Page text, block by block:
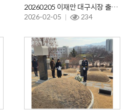
20260205 이재만 대구시장 출마예정자 참배
2026-02-05 234